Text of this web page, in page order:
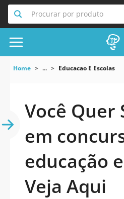
Procurar por produto
Home ... Educacao E Escolas
Você Quer
em
educação
Veja Aqui